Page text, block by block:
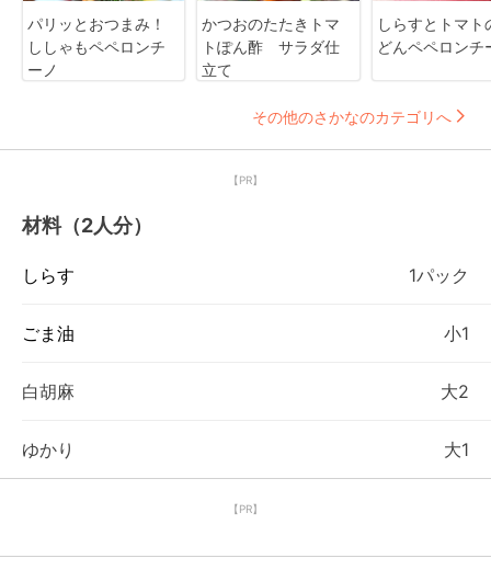
パリッとおつまみ！
ししゃもペペロンチ
ーノ
かつおのたたきトマ
トぽん酢 サラダ仕
立て
しらすとトマト
どんペペロンチ
その他のさかなのカテゴリへ
【PR】
材料（2人分）
しらす 1パック
ごま油 小1
白胡麻 大2
ゆかり 大1
【PR】